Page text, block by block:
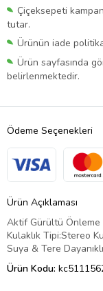
Çiçeksepeti
tutar.
Ürünün iade
Ürün sayfasında
belirlenmektedir.
Ödeme Seçenekleri
Ürün Açıklaması
Aktif Gürültü Önleme
Kulaklık Tipi:Stereo
Suya & Tere
Ürün Kodu: